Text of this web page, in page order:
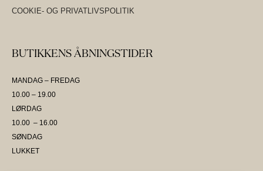
COOKIE- OG PRIVATLIVSPOLITIK
BUTIKKENS ÅBNINGSTIDER
MANDAG – FREDAG
10.00 – 19.00
LØRDAG
10.00 – 16.00
SØNDAG
LUKKET